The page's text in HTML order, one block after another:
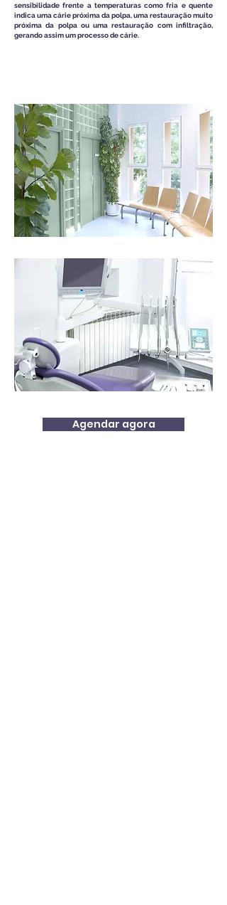
sensibilidade frente a temperaturas como fria e quente
indica uma cárie próxima da polpa, uma restauração muito
próxima da polpa ou uma restauração com infiltração,
gerando assim um processo de cárie.
Agendar agora